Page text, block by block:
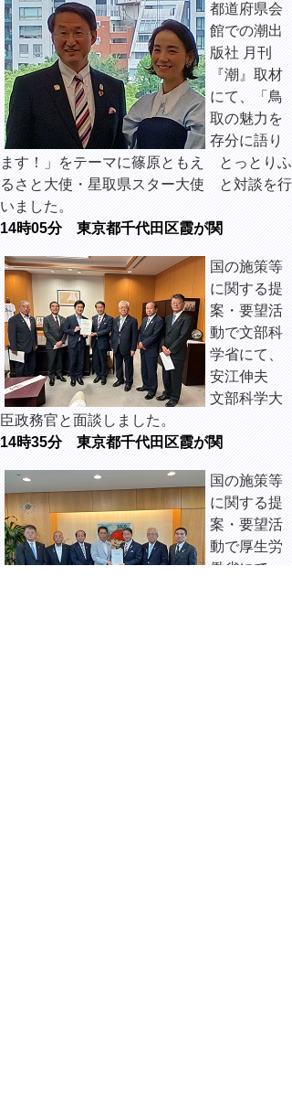
都道府県会
館での潮出
版社 月刊
『潮』取材
にて、「鳥
取の魅力を
存分に語り
ます！」をテーマに篠原ともえ とっとりふ
るさと大使・星取県スター大使 と対談を行
いました。
14時05分 東京都千代田区霞が関
国の施策等
に関する提
案・要望活
動で文部科
学省にて、
安江伸夫
文部科学大
臣政務官と面談しました。
14時35分 東京都千代田区霞が関
国の施策等
に関する提
案・要望活
動で厚生労
働省にて、